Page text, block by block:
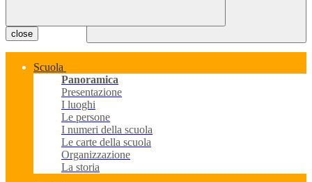
close
Scuola
Panoramica
Presentazione
I luoghi
Le persone
I numeri della scuola
Le carte della scuola
Organizzazione
La storia